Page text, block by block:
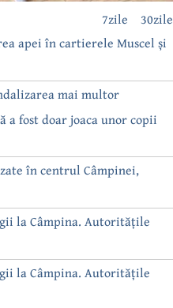
30zile
7zile
apei în cartierele Muscel și
mai multor
a fost doar joaca unor copii
în centrul Câmpinei,
la Câmpina. Autoritățile
la Câmpina. Autoritățile